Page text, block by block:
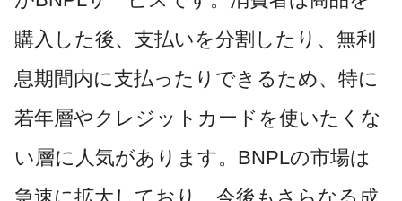
購入した後、支払いを分割したり、無利
息期間内に支払ったりできるため、特に
若年層やクレジットカードを使いたくな
い層に人気があります。BNPLの市場は